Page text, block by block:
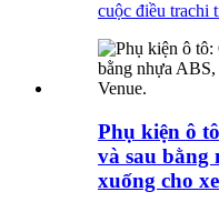
cuộc điều trachi
Phụ kiện ô
và sau bằng
xuống cho